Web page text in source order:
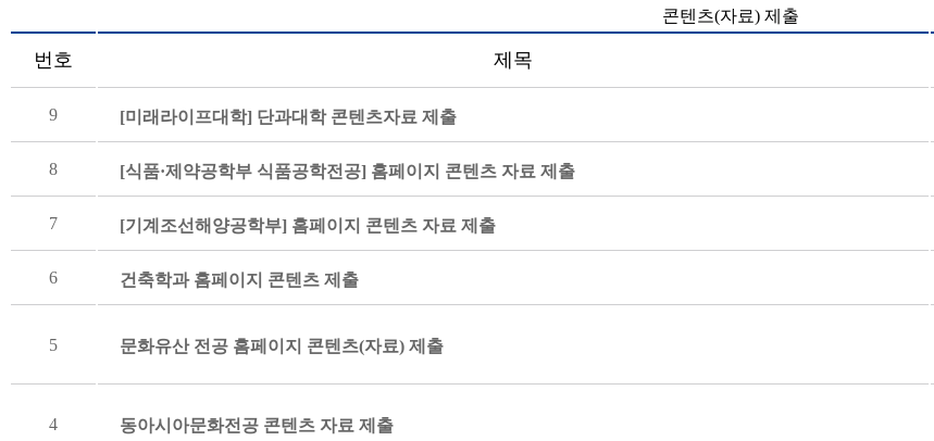
콘텐츠(자료) 제출
번호 제목
9 [미래라이프대학] 단과대학 콘텐츠자료 제출
8 [식품·제약공학부 식품공학전공] 홈페이지 콘텐츠 자료 제출
7 [기계조선해양공학부] 홈페이지 콘텐츠 자료 제출
6 건축학과 홈페이지 콘텐츠 제출
5 문화유산 전공 홈페이지 콘텐츠(자료) 제출
4 동아시아문화전공 콘텐츠 자료 제출